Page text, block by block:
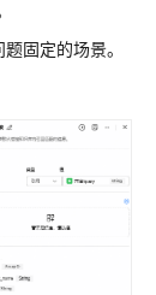
固定的场景。